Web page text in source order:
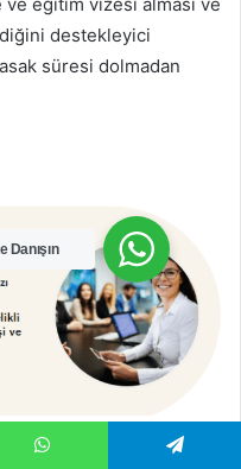
destekleyici
süresi dolmadan
Danışın